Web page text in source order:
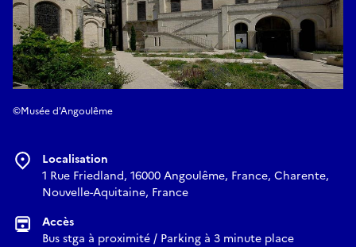
©Musée d'Angoulême
Localisation
1 Rue Friedland, 16000 Angoulême, France, Charente,
Nouvelle-Aquitaine, France
Accès
Bus stga à proximité / Parking à 3 minute place